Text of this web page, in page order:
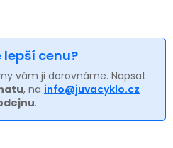
cenu?
vám ji dorovnáme. Napsat
, na info@juvacyklo.cz
.